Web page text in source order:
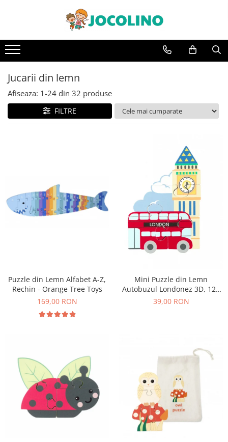
1 - 2 Ani
3 - 4 Ani
4 - 5 Ani
5 - 6 Ani
Jucarii din lemn
Afiseaza: 1-24 din 32 produse
FILTRE
Puzzle din Lemn Alfabet A-Z,
Rechin - Orange Tree Toys
169,00 RON
Mini Puzzle din Lemn
Autobuzul Londonez 3D, 12+
Luni, 4 Piese
39,00 RON